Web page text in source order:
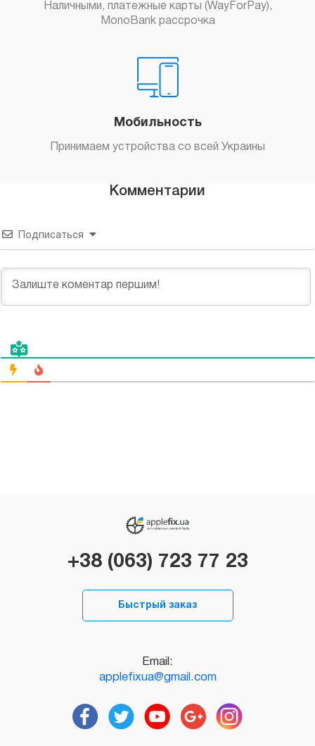
Наличными, платежные карты (WayForPay),
MonoBank рассрочка
Мобильность
Принимаем устройства со всей Украины
Комментарии
Подписаться
+38 (063) 723 77 23
Быстрый заказ
Email:
applefixua@gmail.com